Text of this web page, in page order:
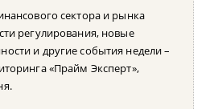
сектора и рынка
регулирования, новые
и другие события недели –
«Прайм Эксперт»,